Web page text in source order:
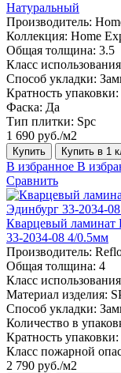
Натуральный
Производитель:
Коллекция: Home
Общая толщина: 3.5
Класс
Способ укладки:
Кратность упаковки:
Фаска: Да
Тип плитки: Spc
1 690 руб./м2
Купить Купить в 1
В избранное В
Сравнить
Кварцевый ламинат
33-2034-08 4/0.5мм
Производитель:
Общая толщина: 4
Класс
Материал изделия:
Способ укладки:
Количество в
Кратность упаковки:
Класс пожарной
2 790 руб./м2